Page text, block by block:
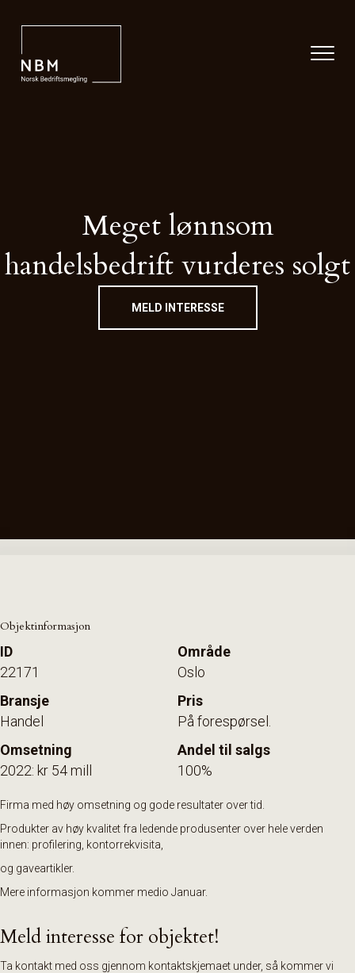
Meget lønnsom
handelsbedrift vurderes solgt
MELD INTERESSE
Objektinformasjon
ID
22171
Område
Oslo
Bransje
Handel
Pris
På forespørsel.
Omsetning
2022: kr 54 mill
Andel til salgs
100%
Firma med høy omsetning og gode resultater over tid.
Produkter av høy kvalitet fra ledende produsenter over hele verden
innen: profilering, kontorrekvisita,
og gaveartikler.
Mere informasjon kommer medio Januar.
Meld interesse for objektet!
Ta kontakt med oss gjennom kontaktskjemaet under, så kommer vi